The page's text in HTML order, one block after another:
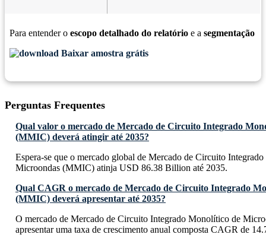
Para entender o escopo detalhado do relatório e a segmentação
Baixar amostra grátis
Perguntas Frequentes
Qual valor o mercado de Mercado de Circuito Integrado
(MMIC) deverá atingir até 2035?
Espera-se que o mercado global de Mercado de Circuito
Microondas (MMIC) atinja USD 86.38 Billion até 2035.
Qual CAGR o mercado de Mercado de Circuito Integrado
(MMIC) deverá apresentar até 2035?
O mercado de Mercado de Circuito Integrado Monolítico de
apresentar uma taxa de crescimento anual composta CAGR de